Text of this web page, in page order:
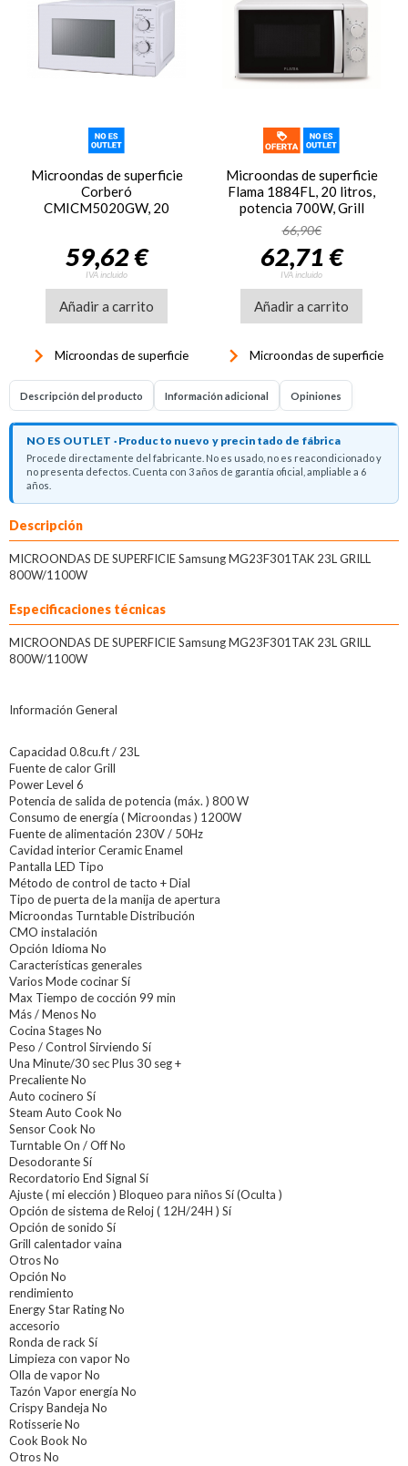
Microondas de superficie
Corberó
CMICM5020GW, 20
blanco
59,62 €
IVA incluido
Añadir a carrito
keyboard_arrow_right Microondas de superficie
Microondas de superficie
Flama 1884FL, 20 litros,
potencia 700W, Grill
1000W, blanco
66,90€
62,71 €
IVA incluido
Añadir a carrito
keyboard_arrow_right Microondas de superficie
Descripción del producto Información adicional Opiniones
NO ES OUTLET · Producto nuevo y precintado de fábrica
Procede directamente del fabricante. No es usado, no es reacondicionado y
no presenta defectos. Cuenta con 3 años de garantía oficial, ampliable a 6
años.
Descripción
MICROONDAS DE SUPERFICIE Samsung MG23F301TAK 23L GRILL
800W/1100W
Especificaciones técnicas
MICROONDAS DE SUPERFICIE Samsung MG23F301TAK 23L GRILL
800W/1100W
Información General
Capacidad 0.8cu.ft / 23L
Fuente de calor Grill
Power Level 6
Potencia de salida de potencia (máx. ) 800 W
Consumo de energía ( Microondas ) 1200W
Fuente de alimentación 230V / 50Hz
Cavidad interior Ceramic Enamel
Pantalla LED Tipo
Método de control de tacto + Dial
Tipo de puerta de la manija de apertura
Microondas Turntable Distribución
CMO instalación
Opción Idioma No
Características generales
Varios Mode cocinar Sí
Max Tiempo de cocción 99 min
Más / Menos No
Cocina Stages No
Peso / Control Sirviendo Sí
Una Minute/30 sec Plus 30 seg +
Precaliente No
Auto cocinero Sí
Steam Auto Cook No
Sensor Cook No
Turntable On / Off No
Desodorante Sí
Recordatorio End Signal Sí
Ajuste ( mi elección ) Bloqueo para niños Sí (Oculta )
Opción de sistema de Reloj ( 12H/24H ) Sí
Opción de sonido Sí
Grill calentador vaina
Otros No
Opción No
rendimiento
Energy Star Rating No
accesorio
Ronda de rack Sí
Limpieza con vapor No
Olla de vapor No
Tazón Vapor energía No
Crispy Bandeja No
Rotisserie No
Cook Book No
Otros No